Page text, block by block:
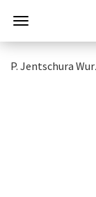
P. Jentschura